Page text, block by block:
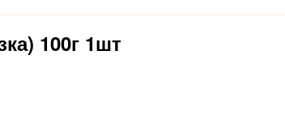
100г 1шт